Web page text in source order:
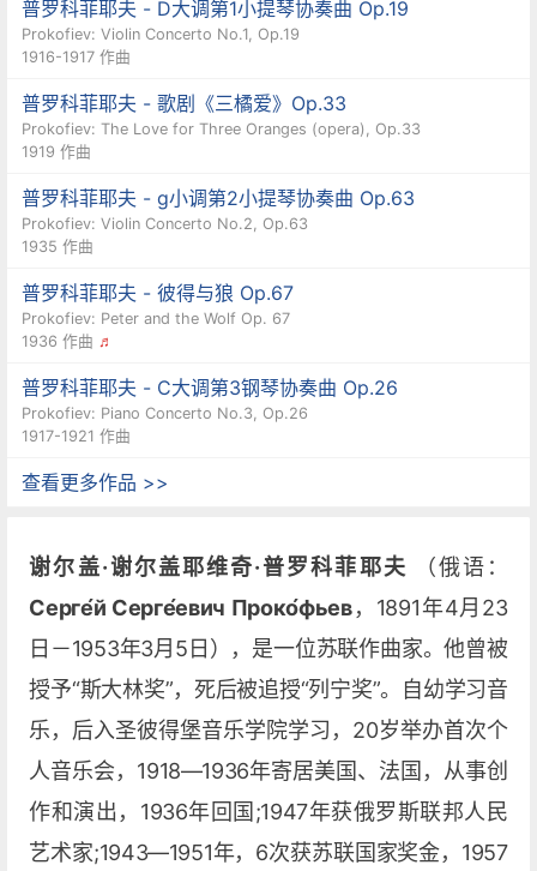
普罗科菲耶夫 - D大调第1小提琴协奏曲 Op.19
Prokofiev: Violin Concerto No.1, Op.19
1916-1917 作曲
普罗科菲耶夫 - 歌剧《三橘爱》Op.33
Prokofiev: The Love for Three Oranges (opera), Op.33
1919 作曲
普罗科菲耶夫 - g小调第2小提琴协奏曲 Op.63
Prokofiev: Violin Concerto No.2, Op.63
1935 作曲
普罗科菲耶夫 - 彼得与狼 Op.67
Prokofiev: Peter and the Wolf Op. 67
1936 作曲 ♬
普罗科菲耶夫 - C大调第3钢琴协奏曲 Op.26
Prokofiev: Piano Concerto No.3, Op.26
1917-1921 作曲
查看更多作品 >>
谢尔盖·谢尔盖耶维奇·普罗科菲耶夫
（俄语：
Серге́й Серге́евич Проко́фьев，1891年4月23
日－1953年3月5日），是一位苏联作曲家。他曾被
授予“斯大林奖”，死后被追授“列宁奖”。自幼学习音
乐，后入圣彼得堡音乐学院学习，20岁举办首次个
人音乐会，1918—1936年寄居美国、法国，从事创
作和演出，1936年回国;1947年获俄罗斯联邦人民
艺术家;1943—1951年，6次获苏联国家奖金，1957